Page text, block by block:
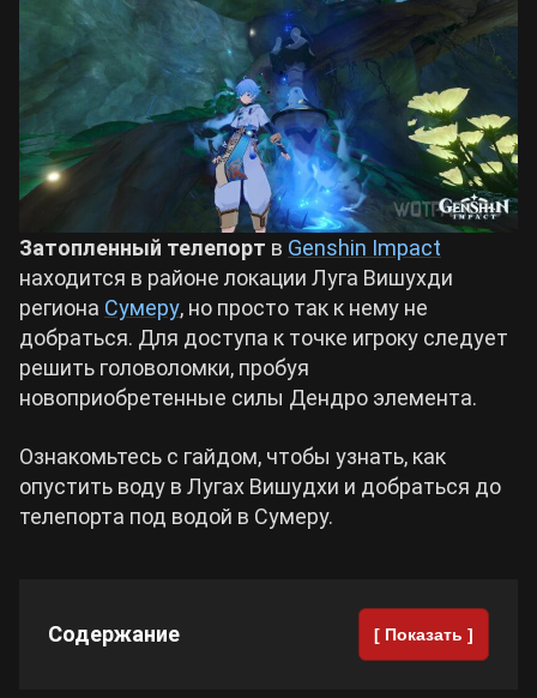
Crimson Desert
Zenless Zone Zero
Kingdom Come: Deliverance 2
Path of Exile 2
Wuthering Waves
Hogwarts Legacy
Билды Arknights: Endfield
Билды Wuthering Waves
Билды Cyberpunk 2077
Билды Path of Exile 2
Затопленный телепорт в Genshin Impact
находится в районе локации Луга Вишухди
региона Сумеру, но просто так к нему не
добраться. Для доступа к точке игроку следует
решить головоломки, пробуя
новоприобретенные силы Дендро элемента.
Ознакомьтесь с гайдом, чтобы узнать, как
опустить воду в Лугах Вишудхи и добраться до
телепорта под водой в Сумеру.
Содержание [ Показать ]